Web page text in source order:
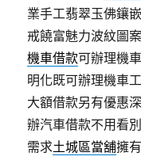
業手工翡翠玉佛鑲
戒饒富魅力波紋圖
機車借款可辦理機
明化既可辦理機車
大額借款另有優惠
辦汽車借款不用看
需求土城區當舖擁